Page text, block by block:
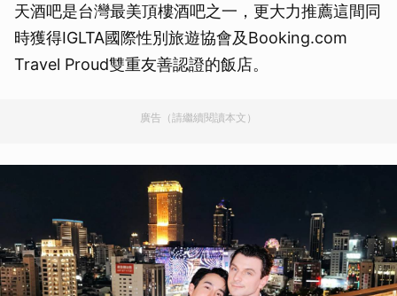
天酒吧是台灣最美頂樓酒吧之一，更大力推薦這間同
時獲得IGLTA國際性別旅遊協會及Booking.com
Travel Proud雙重友善認證的飯店。
廣告（請繼續閱讀本文）